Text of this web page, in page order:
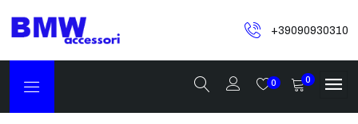
+39090930310
0 0